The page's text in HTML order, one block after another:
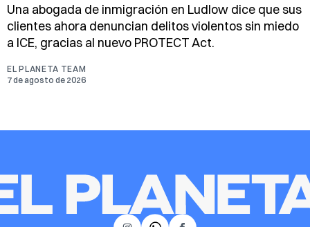
Una abogada de inmigración en Ludlow dice que sus
clientes ahora denuncian delitos violentos sin miedo
a ICE, gracias al nuevo PROTECT Act.
EL PLANETA TEAM
7 de agosto de 2026